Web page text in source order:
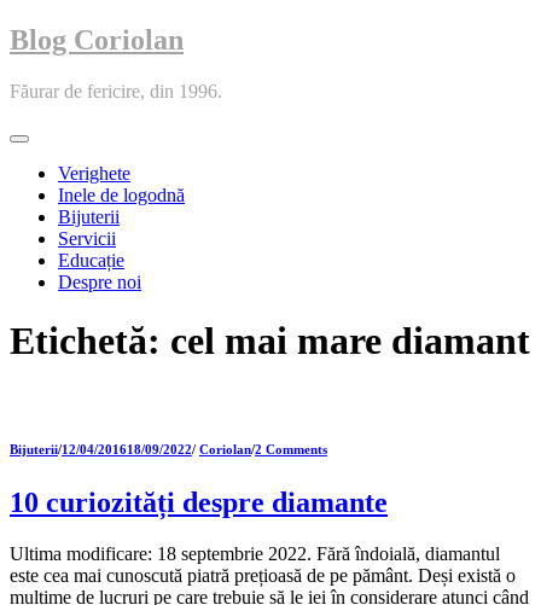
Blog Coriolan
Făurar de fericire, din 1996.
Toggle
navigationVerighete
Inele de logodnă
Bijuterii
Servicii
Educație
Despre noi
Etichetă: cel mai mare diamant
Bijuterii/12/04/201618/09/2022/ Coriolan/2 Comments
10 curiozități despre diamante
Ultima modificare: 18 septembrie 2022. Fără îndoială, diamantul
este cea mai cunoscută piatră prețioasă de pe pământ. Deși există o
mulțime de lucruri pe care trebuie să le iei în considerare atunci când